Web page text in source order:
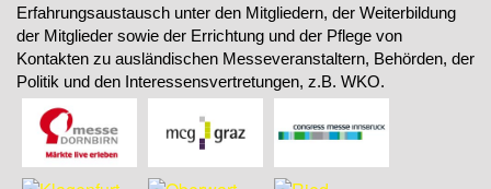
Erfahrungsaustausch unter den Mitgliedern, der Weiterbildung
der Mitglieder sowie der Errichtung und der Pflege von
Kontakten zu ausländischen Messeveranstaltern, Behörden, der
Politik und den Interessensvertretungen, z.B. WKO.